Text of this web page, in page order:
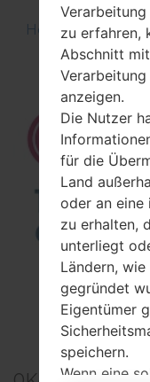
How to Flash
TOP 5
zu erfahren,
Abschnitt
anzeigen.
Die Nutzer
für die
Land
oder an eine
zu erhalten,
unterliegt
Ländern,
gegründet
Eigentümer
speichern.
Wenn eine